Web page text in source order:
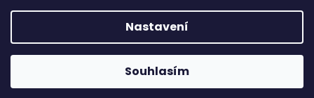
Nastavení
Souhlasím
Copyright 2026PROCHÁZKA | OUTDOOR - LOV. Všechna
práva vyhrazena.Upravit nastavení cookies